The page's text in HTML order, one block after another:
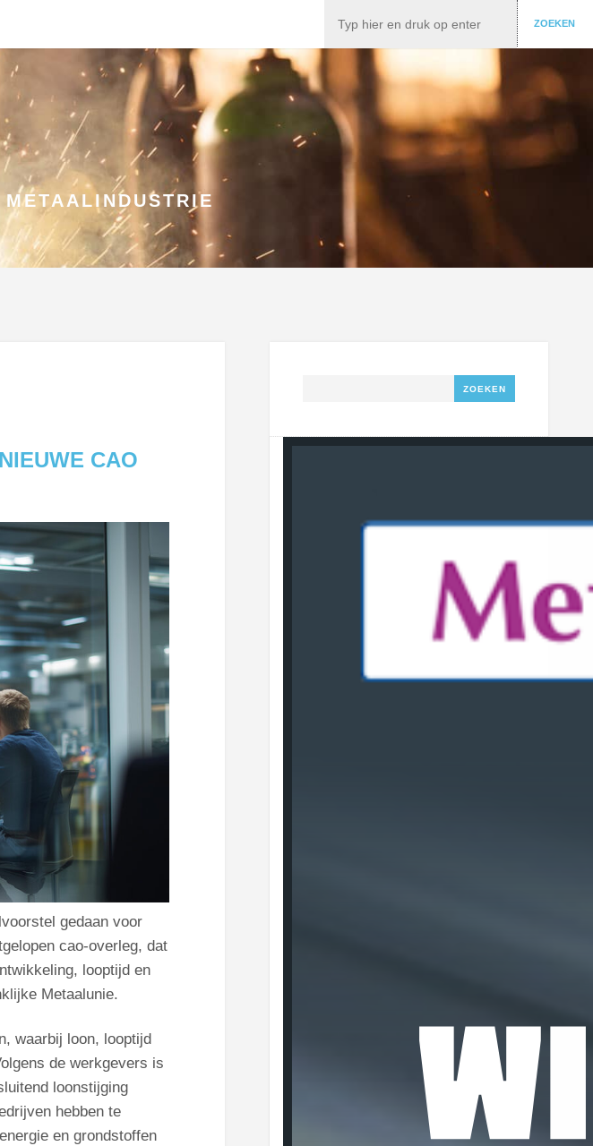
ZOEKEN
CAO
gedaan voor
cao-overleg, dat
looptijd en
Metaalunie.
waarbij loon, looptijd
de werkgevers is
loonstijging
hebben te
en grondstoffen